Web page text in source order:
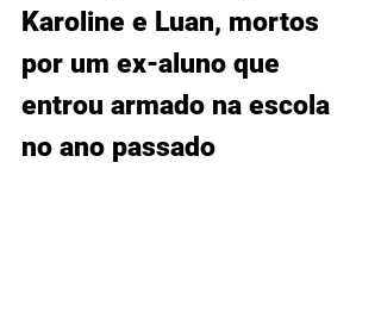
Karoline e Luan, mortos
por um ex-aluno que
entrou armado na escola
no ano passado